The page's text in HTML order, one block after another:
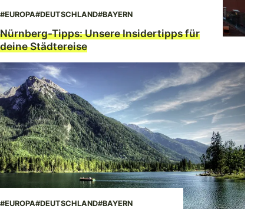
#EUROPA#DEUTSCHLAND#BAYERN
Nürnberg-Tipps: Unsere Insidertipps für
deine Städtereise
#EUROPA#DEUTSCHLAND#BAYERN